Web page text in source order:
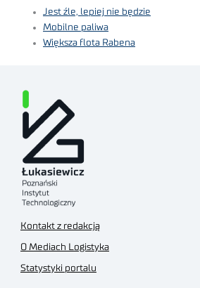
Jest źle, lepiej nie będzie
Mobilne paliwa
Większa flota Rabena
Kontakt z redakcją
O Mediach Logistyka
Statystyki portalu